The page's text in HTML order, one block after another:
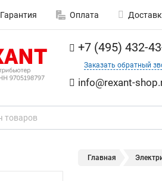
Гарантия Оплата
+7 (495) 432-
Заказать обратный
info@rexant-
Главная